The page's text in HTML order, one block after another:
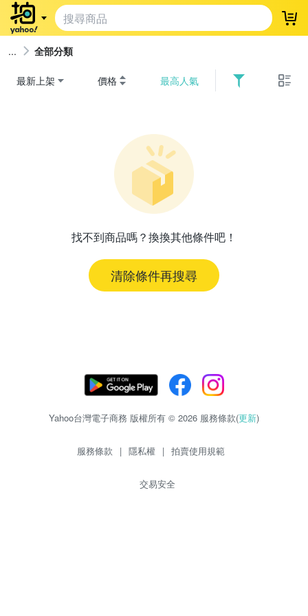
登
全部分類
最新上架 價格 最高人氣
找不到商品嗎？換換其他條件吧！
清除條件再搜尋
Yahoo台灣電子商務 版權所有 © 2026 服務條款(更新)
服務條款 | 隱私權 | 拍賣使用規範
交易安全